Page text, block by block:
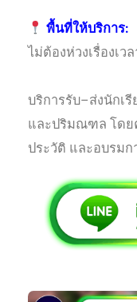
พื้นที่ให้บริการ:
ไม่ต้องห่วงเรื่องเว
บริการรับ–ส่งนักเ
และปริมณฑล โดย
ประวัติ และอบรมก